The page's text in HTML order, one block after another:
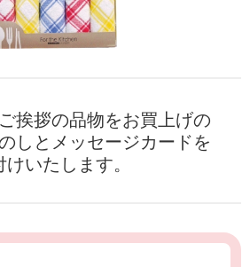
挨拶の品物をお買上げの
しとメッセージカードを
けいたします。